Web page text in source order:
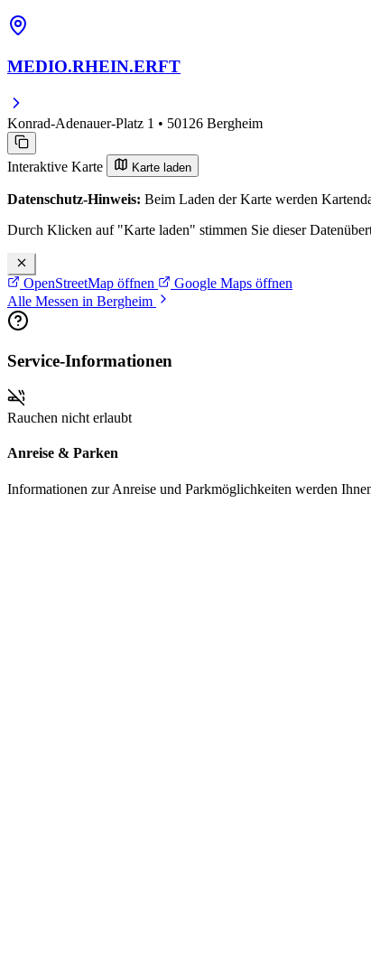
MEDIO.RHEIN.ERFT
Konrad-Adenauer-Platz 1 • 50126 Bergheim
Interaktive Karte Karte laden
Datenschutz-Hinweis: Beim Laden der Karte werden
Durch Klicken auf "Karte laden" stimmen Sie dieser
OpenStreetMap öffnen
Google Maps öffnen
Alle Messen in Bergheim
Service-Informationen
Rauchen nicht erlaubt
Anreise & Parken
Informationen zur Anreise und Parkmöglichkeiten werden